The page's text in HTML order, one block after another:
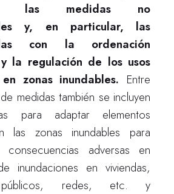
las medidas no
y, en particular, las
con la ordenación
la regulación de los usos
zonas inundables. Entre
medidas también se incluyen
para adaptar elementos
las zonas inundables para
adversas en
inundaciones en viviendas,
públicos, redes, etc. y